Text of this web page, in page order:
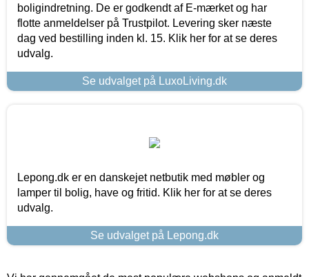
boligindretning. De er godkendt af E-mærket og har
flotte anmeldelser på Trustpilot. Levering sker næste
dag ved bestilling inden kl. 15. Klik her for at se deres
udvalg.
Se udvalget på LuxoLiving.dk
Lepong.dk er en danskejet netbutik med møbler og
lamper til bolig, have og fritid. Klik her for at se deres
udvalg.
Se udvalget på Lepong.dk